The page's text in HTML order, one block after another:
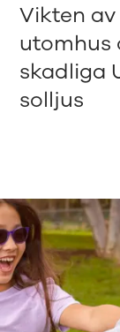
Vikten
utomhus
skadliga
solljus